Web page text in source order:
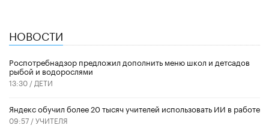
НОВОСТИ
Роспотребнадзор предложил дополнить меню школ и детсадов
рыбой и водорослями
13:30 / ДЕТИ
​Яндекс обучил более 20 тысяч учителей использовать ИИ в работе
09:57 /УЧИТЕЛЯ